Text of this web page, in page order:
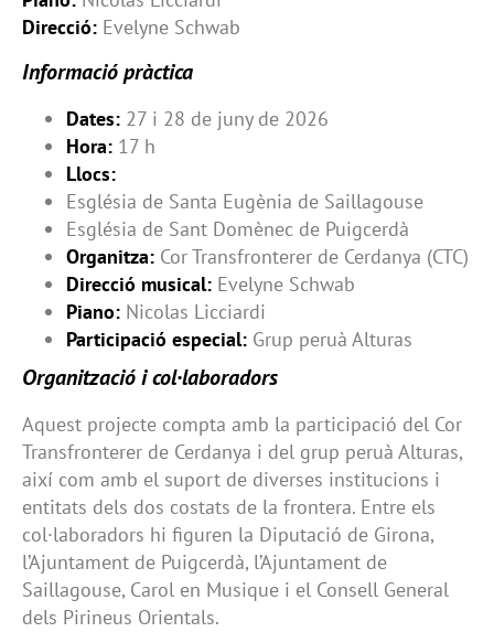
Direcció: Evelyne Schwab
Informació pràctica
Dates: 27 i 28 de juny de 2026
Hora: 17 h
Llocs:
Església de Santa Eugènia de Saillagouse
Església de Sant Domènec de Puigcerdà
Organitza: Cor Transfronterer de Cerdanya (CTC)
Direcció musical: Evelyne Schwab
Piano: Nicolas Licciardi
Participació especial: Grup peruà Alturas
Organització i col·laboradors
Aquest projecte compta amb la participació del Cor
Transfronterer de Cerdanya i del grup peruà Alturas,
així com amb el suport de diverses institucions i
entitats dels dos costats de la frontera. Entre els
col·laboradors hi figuren la Diputació de Girona,
l’Ajuntament de Puigcerdà, l’Ajuntament de
Saillagouse, Carol en Musique i el Consell General
dels Pirineus Orientals.